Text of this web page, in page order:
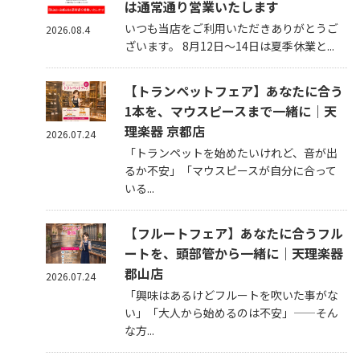
は通常通り営業いたします
いつも当店をご利用いただきありがとうご
ざいます。 8月12日～14日は夏季休業と...
2026.08.4
【トランペットフェア】あなたに合う
1本を、マウスピースまで一緒に｜天
理楽器 京都店
「トランペットを始めたいけれど、音が出
るか不安」「マウスピースが自分に合って
いる...
2026.07.24
【フルートフェア】あなたに合うフル
ートを、頭部管から一緒に｜天理楽器
郡山店
「興味はあるけどフルートを吹いた事がな
い」「大人から始めるのは不安」——そん
な方...
2026.07.24